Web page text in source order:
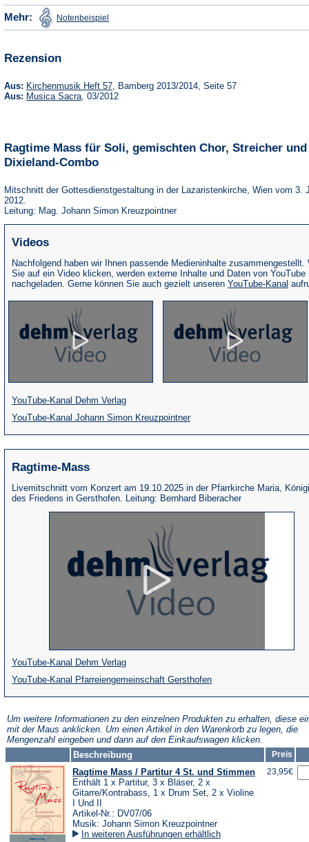
Mehr: Notenbeispiel in
einem
Rezension
Aus: Kirchenmusik Heft 57(Öffnet
in
, Bamberg 2013/2014, Seite 57
Aus: Musica Sacra(Öffnet
, 03/2012
Ragtime Mass für Soli, gemischten Chor, Streicher und
Dixieland-Combo
Mitschnitt der Gottesdienstgestaltung in der Lazaristenkirche, Wien vom 3.
2012.
Leitung: Mag. Johann Simon Kreuzpointner
Videos
Nachfolgend haben wir Ihnen passende Medieninhalte zusammengestellt.
Sie auf ein Video klicken, werden externe Inhalte und Daten von YouTube
nachgeladen. Gerne können Sie auch gezielt unseren YouTube-Kanal
YouTube-Kanal Dehm Verlag(Öffnet
in
einem
neuen
YouTube-Kanal Johann Simon Kreuzpointner(Öffnet
in
einem
Tab)
Ragtime-Mass
Livemitschnitt vom Konzert am 19.10.2025 in der Pfarrkirche Maria,
des Friedens in Gersthofen. Leitung: Bernhard Biberacher
YouTube-Kanal Dehm Verlag(Öffnet
in
einem
neuen
Tab)
YouTube-Kanal Pfarreiengemeinschaft Gersthofen(Öffnet
in
neuen
Tab)
Um weitere Informationen zu den einzelnen Produkten zu erhalten, diese
mit der Maus anklicken. Um einen Artikel in den Warenkorb zu legen, die
Mengenzahl eingeben und dann auf den Einkaufswagen klicken.
Beschreibung
Preis
Ragtime Mass / Partitur 4 St. und Stimmen
Enthält 1 x Partitur, 3 x Bläser, 2 x
Gitarre/Kontrabass, 1 x Drum Set, 2 x Violine
I Und II
Artikel-Nr.: DV07/06
Musik: Johann Simon Kreuzpointner
In weiteren Ausführungen erhältlich
23,95€